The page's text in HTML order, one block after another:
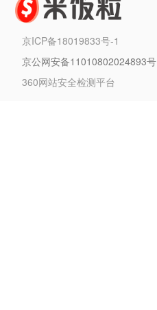
京ICP备18019833号-1
京公网安备11010802024893号
360网站安全检测平台